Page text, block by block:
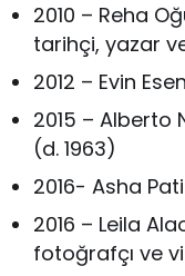
2010 – Reha
tarihçi, yazar
2012 – Evin
2015 – Alberto
(d. 1963)
2016- Asha
2016 – Leila
fotoğrafçı ve